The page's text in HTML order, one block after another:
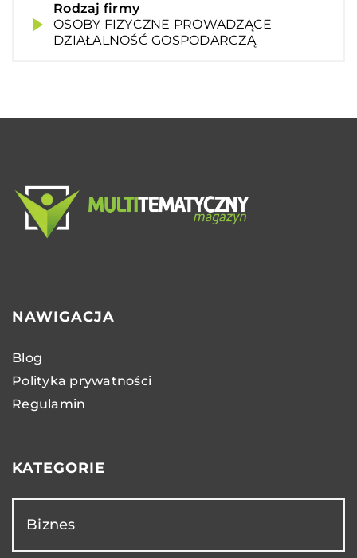
Rodzaj firmy
OSOBY FIZYCZNE PROWADZĄCE
DZIAŁALNOŚĆ GOSPODARCZĄ
NAWIGACJA
Blog
Polityka prywatności
Regulamin
KATEGORIE
Biznes